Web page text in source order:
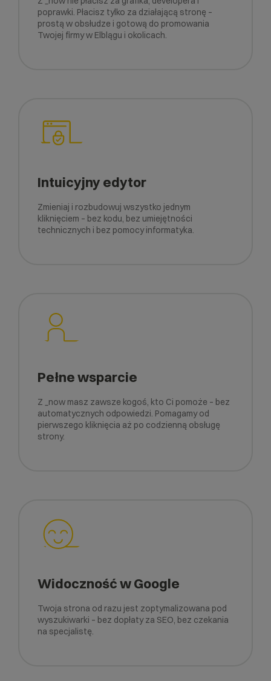
poprawki. Płacisz tylko za działającą stronę –
prostą w obsłudze i gotową do promowania
Twojej firmy w Elblągu i okolicach.
Intuicyjny edytor
Zmieniaj i rozbudowuj wszystko jednym
kliknięciem – bez kodu, bez umiejętności
technicznych i bez pomocy informatyka.
Pełne wsparcie
Z _now masz zawsze kogoś, kto Ci pomoże – bez
automatycznych odpowiedzi. Pomagamy od
pierwszego kliknięcia aż po codzienną obsługę
strony.
Widoczność w Google
Twoja strona od razu jest zoptymalizowana pod
wyszukiwarki – bez dopłaty za SEO, bez czekania
na specjalistę.